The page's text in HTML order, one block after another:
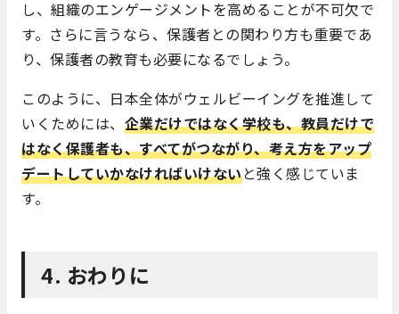
し、組織のエンゲージメントを高めることが不可欠で
す。さらに言うなら、保護者との関わり方も重要であ
り、保護者の教育も必要になるでしょう。
このように、日本全体がウェルビーイングを推進して
いくためには、 企業だけではなく学校も、教員だけで
はなく保護者も、すべてがつながり、考え方をアップ
デートしていかなければいけないと強く感じていま
す。
4. おわりに